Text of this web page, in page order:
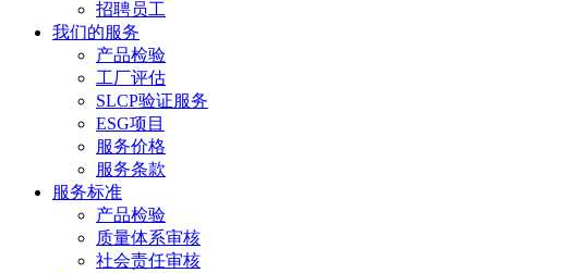
招聘员工
我们的服务
产品检验
工厂评估
SLCP验证服务
ESG项目
服务价格
服务条款
服务标准
产品检验
质量体系审核
社会责任审核